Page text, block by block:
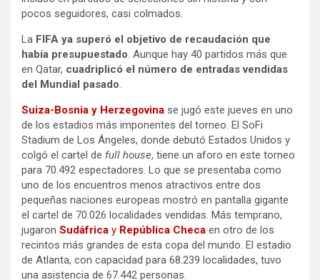
pocos seguidores, casi colmados.
La FIFA ya superó el objetivo de recaudación que
había presupuestado . Aunque hay 40 partidos más que
en Qatar, cuadriplicó el número de entradas vendidas
del Mundial pasado
Suiza-Bosnia y Herzegovina se jugó este jueves en uno
de los estadios más imponentes del torneo. El SoFi
Stadium de Los Ángeles, donde debutó Estados Unidos y
colgó el cartel de full house, tiene un aforo en este torneo
para 70.492 espectadores. Lo que se presentaba como
uno de los encuentros menos atractivos entre dos
pequeñas naciones europeas mostró en pantalla gigante
el cartel de 70.026 localidades vendidas. Más temprano,
jugaron Sudáfrica y República Checa en otro de los
recintos más grandes de esta copa del mundo. El estadio
de Atlanta, con capacidad para 68.239 localidades, tuvo
una asistencia de 67.442 personas.